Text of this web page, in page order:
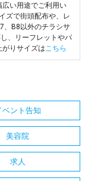
い用途でご利用い
ズで街頭配布や、レ
、B8以外のチラシサ
、リーフレットやパ
りサイズはこちら
ベント告知
美容院
求人